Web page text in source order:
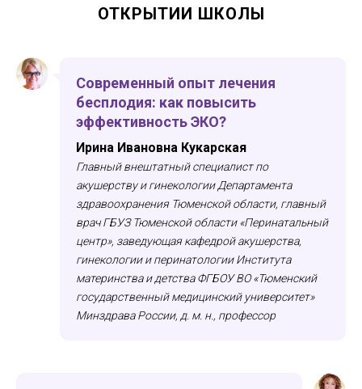
ОТКРЫТИИ ШКОЛЫ
ПОЧЕМУ НАДО БЫТЬ?
первоклассных спикеров
семинара, круглых стола, мастер-класса
Современный опыт лечения
бесплодия: как повысить
эффективность ЭКО?
Ирина Ивановна Кукарская
Главный внештатный специалист по
акушерству и гинекологии Департамента
здравоохранения Тюменской области, главный
врач ГБУЗ Тюменской области «Перинатальный
центр», заведующая кафедрой акушерства,
гинекологии и перинатологии Института
материнства и детства ФГБОУ ВО «Тюменский
государственный медицинский университет»
Минздрава России, д. м. н., профессор